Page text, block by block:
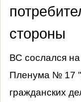
стороны
ВС сослался
Пленума № 17
гражданских